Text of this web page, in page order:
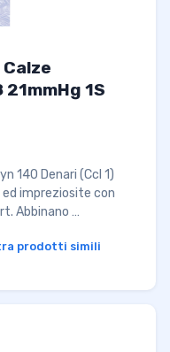
1S
140 Denari (Ccl 1)
impreziosite con
Abbinano …
prodotti simili